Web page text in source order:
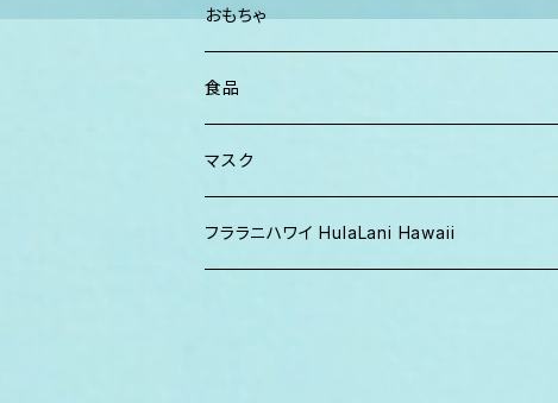
おもちゃ
食品
マスク
フララニハワイ HulaLani Hawaii